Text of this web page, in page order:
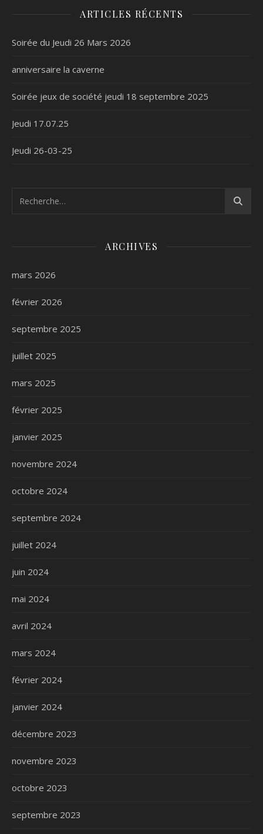
ARTICLES RÉCENTS
Soirée du Jeudi 26 Mars 2026
anniversaire la caverne
Soirée jeux de société jeudi 18 septembre 2025
Jeudi 17.07.25
Jeudi 26-03-25
ARCHIVES
mars 2026
février 2026
septembre 2025
juillet 2025
mars 2025
février 2025
janvier 2025
novembre 2024
octobre 2024
septembre 2024
juillet 2024
juin 2024
mai 2024
avril 2024
mars 2024
février 2024
janvier 2024
décembre 2023
novembre 2023
octobre 2023
septembre 2023